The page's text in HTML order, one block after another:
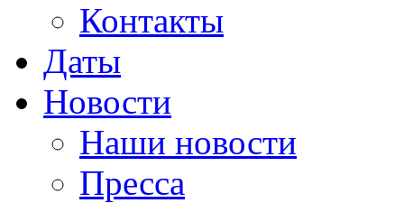
Контакты
Даты
Новости
Наши новости
Пресса